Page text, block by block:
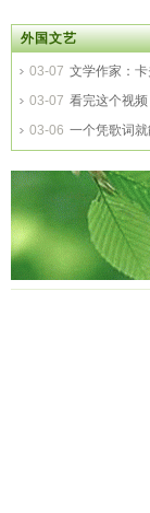
外国文艺
03-07 文学作家：
03-07 看完这个视
的民谣歌手？
03-06 一个凭歌词